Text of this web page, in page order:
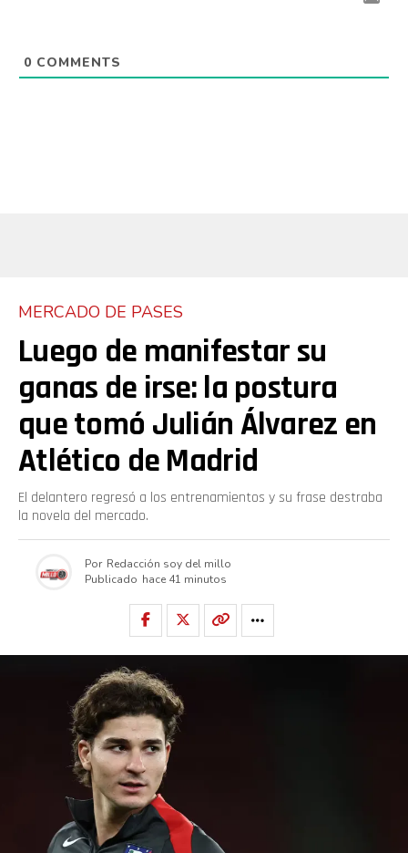
0 COMMENTS
MERCADO DE PASES
Luego de manifestar su
ganas de irse: la postura
que tomó Julián Álvarez en
Atlético de Madrid
El delantero regresó a los entrenamientos y su frase destraba
la novela del mercado.
Por Redacción soy del millo
Publicado hace 41 minutos